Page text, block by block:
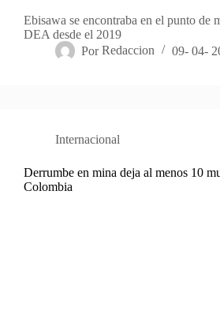
Ebisawa se encontraba en el punto de
DEA desde el 2019
Por Redaccion 09- 04-
Internacional
Derrumbe en mina deja al menos 10
Colombia